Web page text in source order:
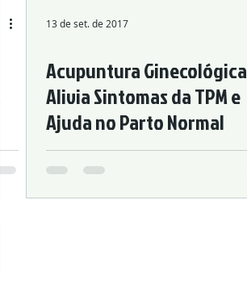
13 de set. de 2017
Acupuntura Ginecológica
Alivia Sintomas da TPM e
Ajuda no Parto Normal